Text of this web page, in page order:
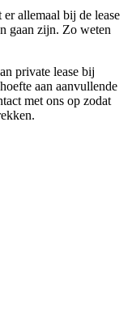
allemaal bij de lease
gaan zijn. Zo weten
private lease bij
aan aanvullende
met ons op zodat